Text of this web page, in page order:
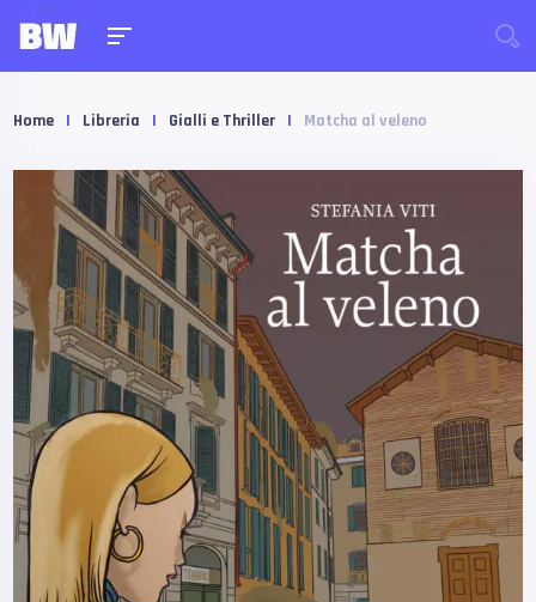
Home | Libreria | Gialli e Thriller | Matcha al veleno